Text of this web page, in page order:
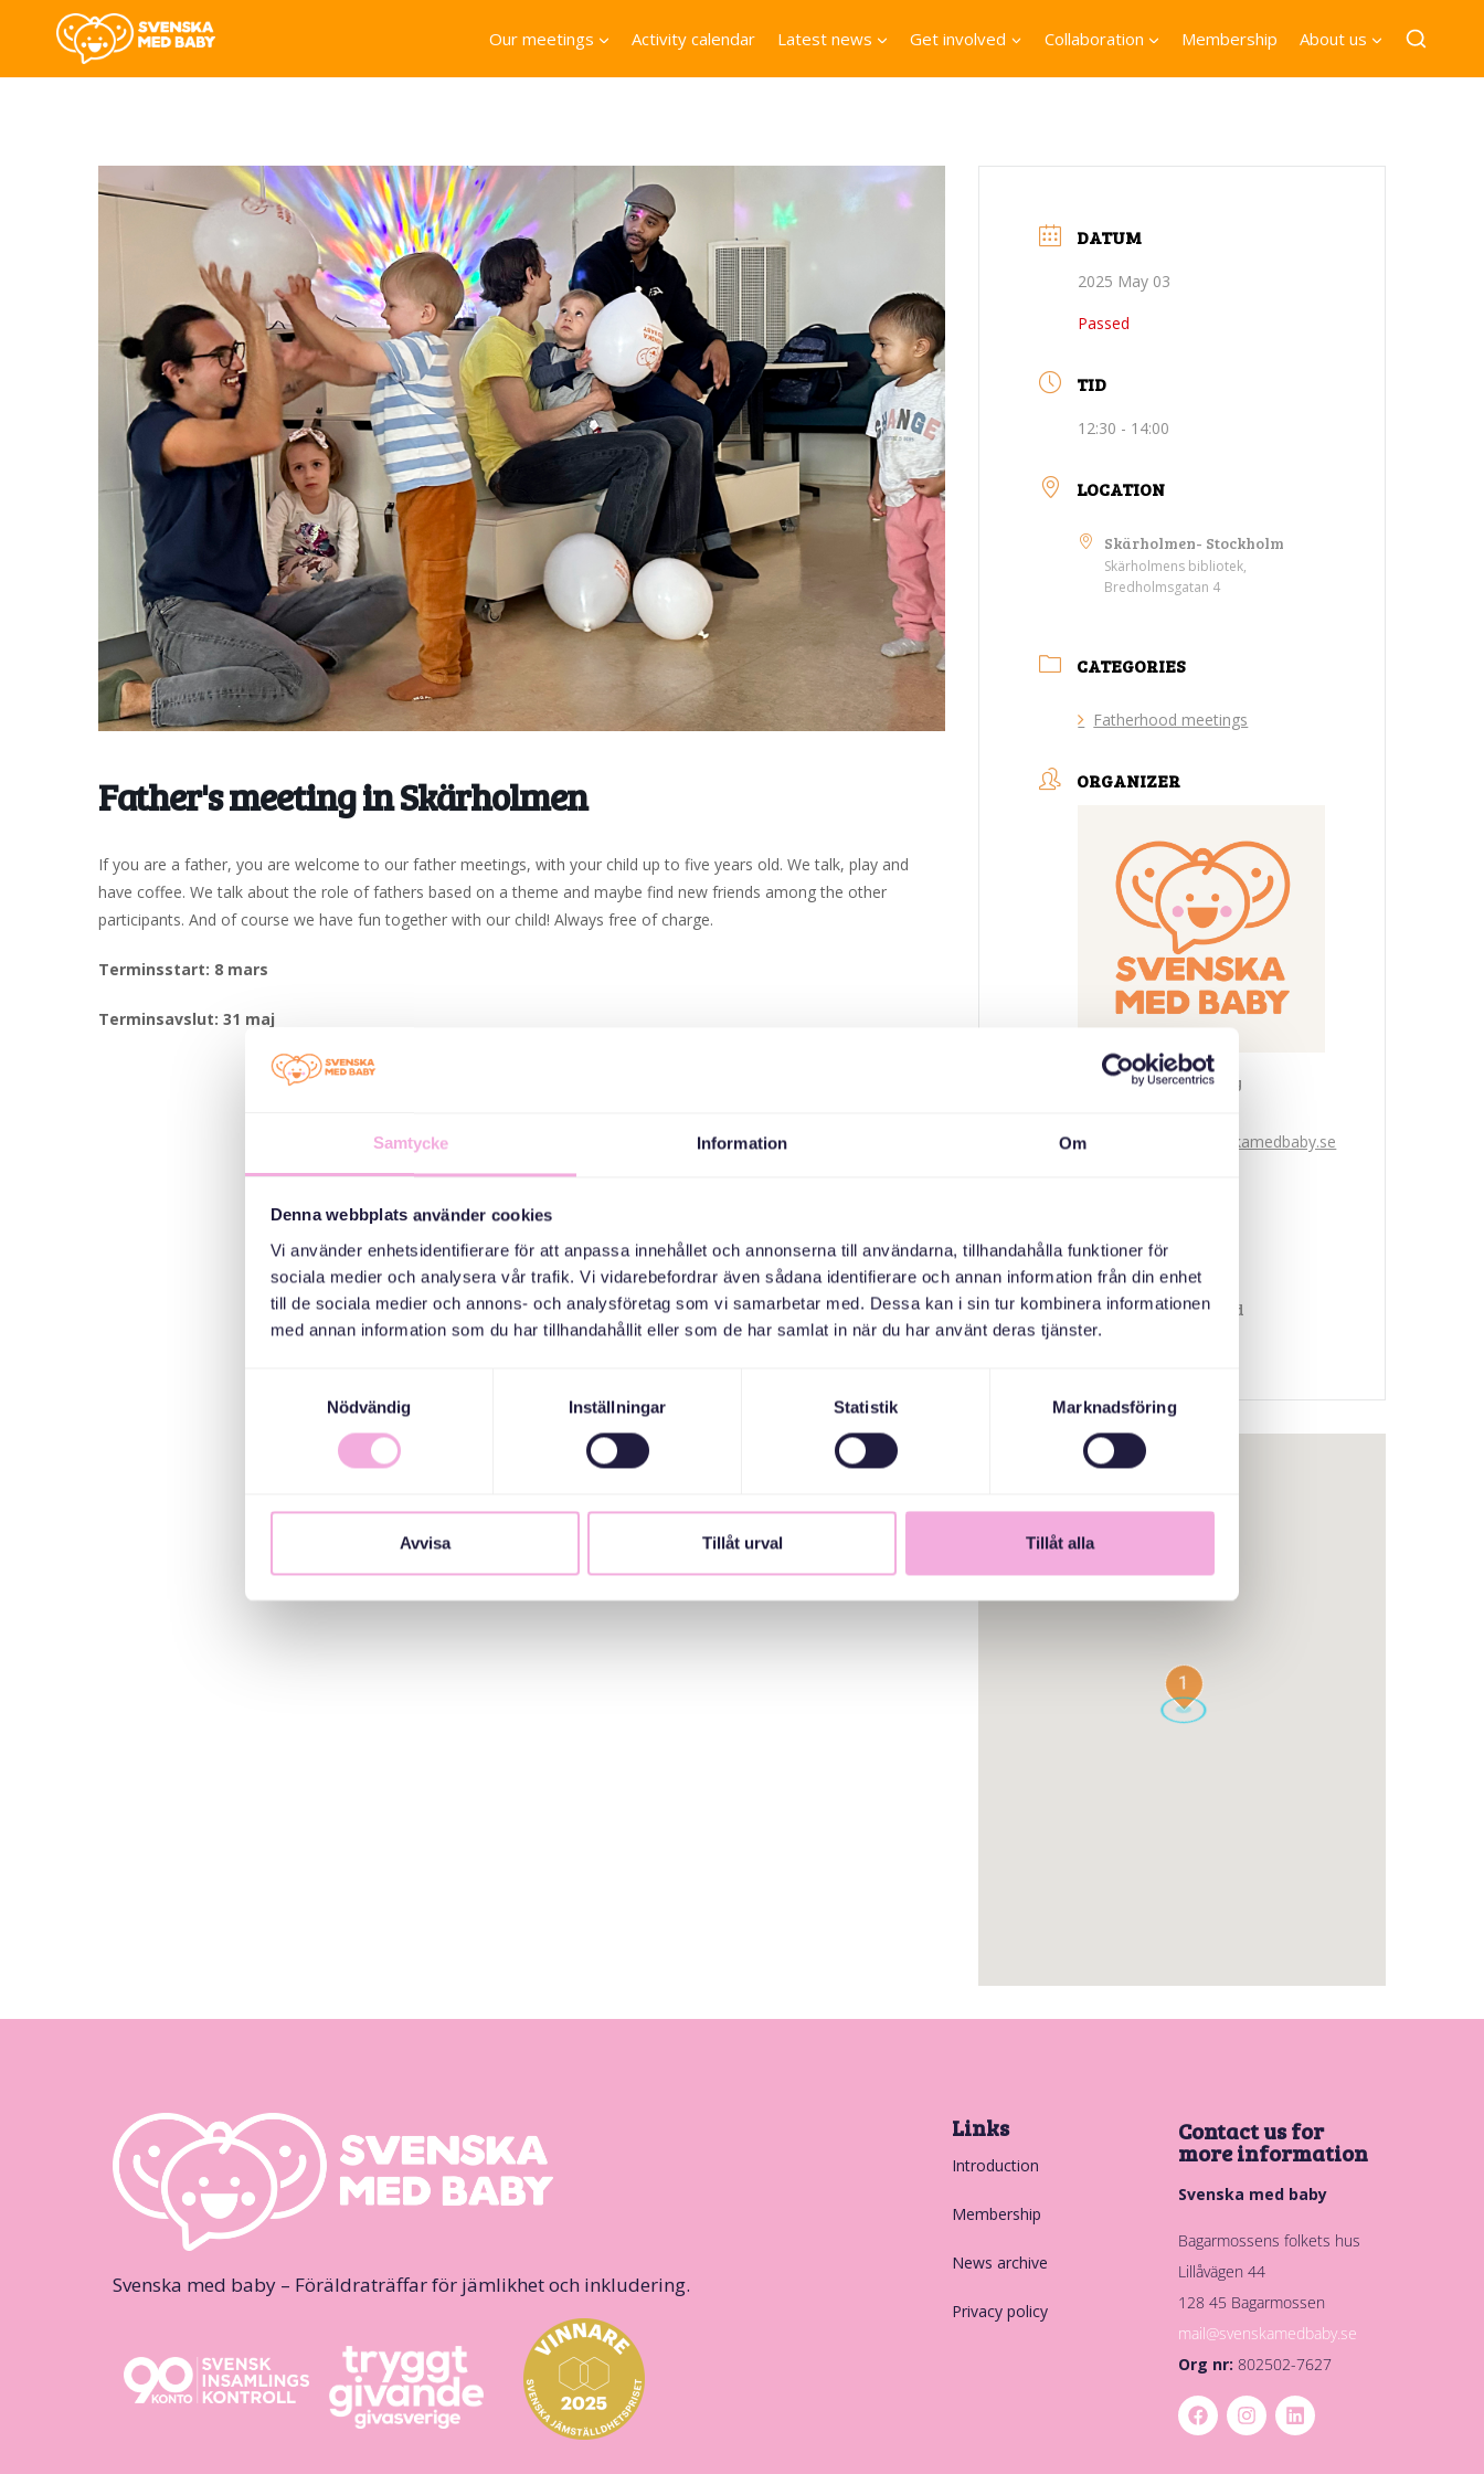
Samtycke Information Om
Denna webbplats använder cookies
Vi använder enhetsidentifierare för att anpassa innehållet och annonserna till användarna, tillhandahålla funktioner för
sociala medier och analysera vår trafik. Vi vidarebefordrar även sådana identifierare och annan information från din enhet
till de sociala medier och annons- och analysföretag som vi samarbetar med. Dessa kan i sin tur kombinera informationen
med annan information som du har tillhandahållit eller som de har samlat in när du har använt deras tjänster.
Nödvändig
Inställningar Statistik Marknadsföring
Avvisa Tillåt urval Tillåt alla
Our meetings Activity calendar Latest news Get involved Collaboration Membership About us
Father's meeting in Skärholmen
If you are a father, you are welcome to our father meetings, with your child up to five years old. We talk, play and
have coffee. We talk about the role of fathers based on a theme and maybe find new friends among the other
participants. And of course we have fun together with our child! Always free of charge.
Terminsstart: 8 mars
Terminsavslut: 31 maj
DATUM
2025 May 03
Passed
TID
12:30 - 14:00
LOCATION
Skärholmen- Stockholm
Skärholmens bibliotek,
Bredholmsgatan 4
CATEGORIES
Fatherhood meetings
ORGANIZER
Svenska med baby
bokningen@svenskamedbaby.se
Stockholm County
Administrative Board
1
Svenska med baby – Föräldraträffar för jämlikhet och inkludering.
Links
Introduction
Membership
News archive
Privacy policy
Contact us for
more information
Svenska med baby
Bagarmossens folkets hus
Lillåvägen 44
128 45 Bagarmossen
mail@svenskamedbaby.se
Org nr: 802502-7627